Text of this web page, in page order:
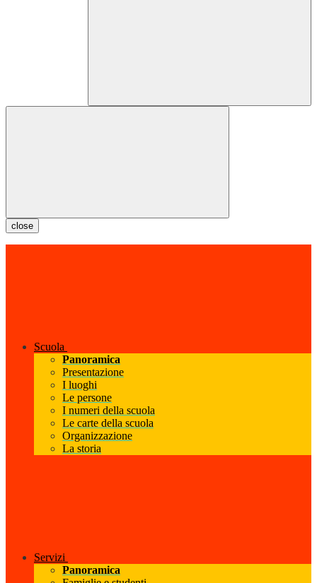
close
Scuola
Panoramica
Presentazione
I luoghi
Le persone
I numeri della scuola
Le carte della scuola
Organizzazione
La storia
Servizi
Panoramica